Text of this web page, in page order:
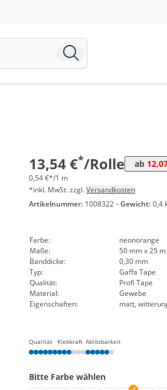
13,54 €*/Rolle ab
ab 48 Rollen 12,07
0,54 €*/1 m
*inkl. MwSt. zzgl.Versandkosten
Artikelnummer: 1008322 · Gewicht: 0,4
Farbe:
neonorange
Maße:
50 mm x 25 m
Banddicke:
0,30 mm
Typ:
Gaffa Tape
Qualität:
Profi Tape
Material:
Gewebe
Eigenschaften:
matt,
Qualität Klebkraft Ablösbarkeit
Bitte Farbe wählen